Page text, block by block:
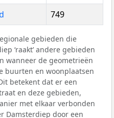
749
gebieden die
‘raakt’ andere gebieden
wanneer de geometrieën
buurten en woonplaatsen
betekent dat er een
en deze gebieden,
met elkaar verbonden
Damsterdiep door een